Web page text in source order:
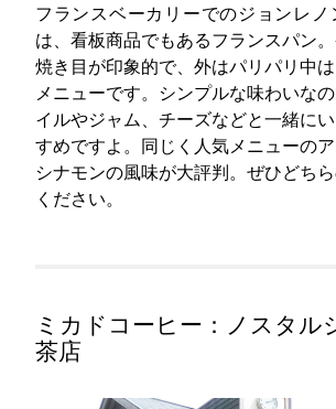
フランスベーカリーでのジョンレノ
は、看板商品でもあるフランスパン
焼き目が印象的で、外はパリパリ中
メニューです。シンプルな味わいな
イルやジャム、チーズなどと一緒に
すめですよ。同じく人気メニューのア
シナモンの風味が大評判。ぜひどち
ください。
ミカドコーヒー：ノスタル
茶店